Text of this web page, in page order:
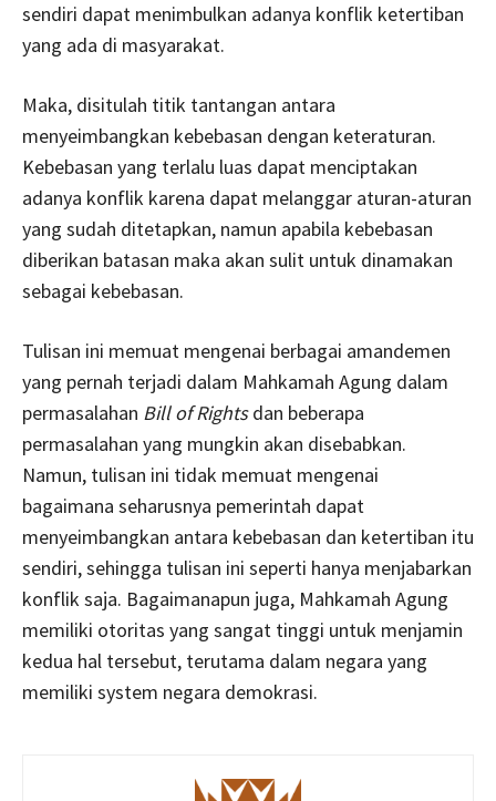
sendiri dapat menimbulkan adanya konflik ketertiban
yang ada di masyarakat.
Maka, disitulah titik tantangan antara
menyeimbangkan kebebasan dengan keteraturan.
Kebebasan yang terlalu luas dapat menciptakan
adanya konflik karena dapat melanggar aturan-aturan
yang sudah ditetapkan, namun apabila kebebasan
diberikan batasan maka akan sulit untuk dinamakan
sebagai kebebasan.
Tulisan ini memuat mengenai berbagai amandemen
yang pernah terjadi dalam Mahkamah Agung dalam
permasalahan Bill of Rightsdan beberapa
permasalahan yang mungkin akan disebabkan.
Namun, tulisan ini tidak memuat mengenai
bagaimana seharusnya pemerintah dapat
menyeimbangkan antara kebebasan dan ketertiban itu
sendiri, sehingga tulisan ini seperti hanya menjabarkan
konflik saja. Bagaimanapun juga, Mahkamah Agung
memiliki otoritas yang sangat tinggi untuk menjamin
kedua hal tersebut, terutama dalam negara yang
memiliki system negara demokrasi.